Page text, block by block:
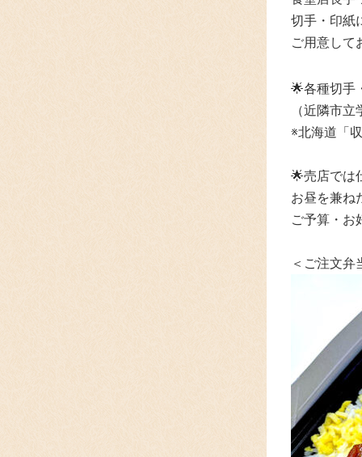
切手・印紙
ご用意して
🌟各種切手
（近隣市
※北海道「
🌟売店では
お昼を兼ね
ご予算・お
＜ご注文弁